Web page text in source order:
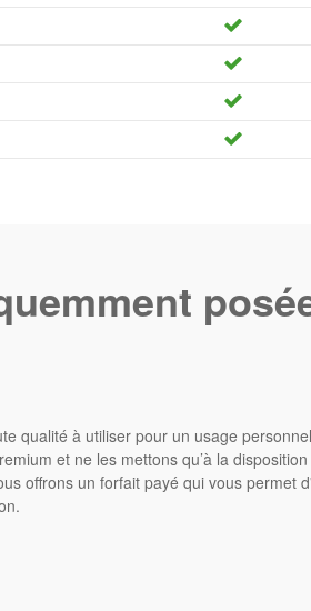
qualité à utiliser pour un usage
et ne les mettons qu’à la
offrons un forfait payé qui vous permet